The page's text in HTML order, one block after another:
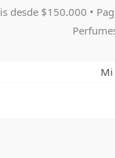
desde $150.000 •
Mi